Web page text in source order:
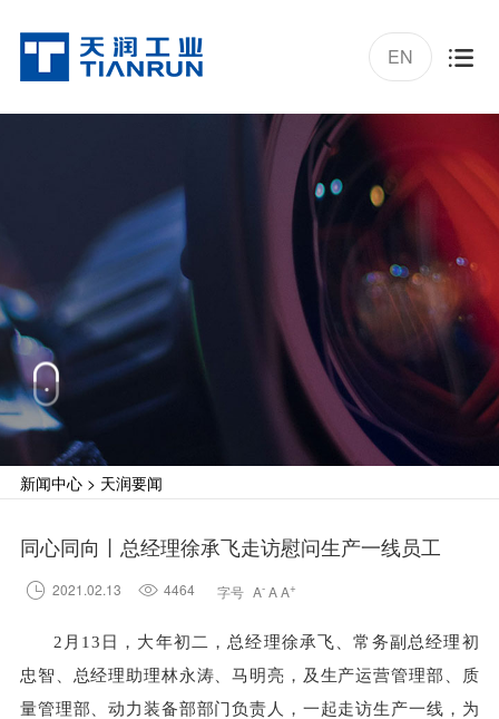

EN
新闻中心 > 天润要闻
同心同向丨总经理徐承飞走访慰问生产一线员工
 2021.02.13  4464 字号 A- A A+
2月13日，大年初二， 总经理徐承飞、常务副总经理初
忠智、总经理助理林永涛、马明亮，及生产运营管理部、质
量管理部、动力装备部部门负责人，一起走访生产一线，为